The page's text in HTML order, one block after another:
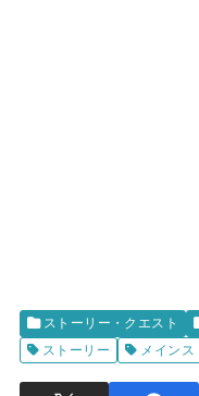
ストーリー・クエスト
ストーリー
メインス